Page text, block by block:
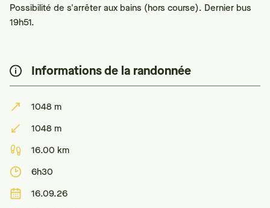
Possibilité de s'arrêter aux bains (hors course). Dernier bus
19h51.
Informations de la randonnée
1048 m
1048 m
16.00 km
6h30
16.09.26